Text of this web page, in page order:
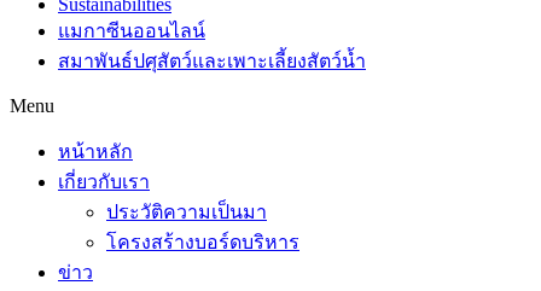
Sustainabilities
แมกาซีนออนไลน์
สมาพันธ์ปศุสัตว์และเพาะเลี้ยงสัตว์น้ำ
Menu
หน้าหลัก
เกี่ยวกับเรา
ประวัติความเป็นมา
โครงสร้างบอร์ดบริหาร
ข่าว